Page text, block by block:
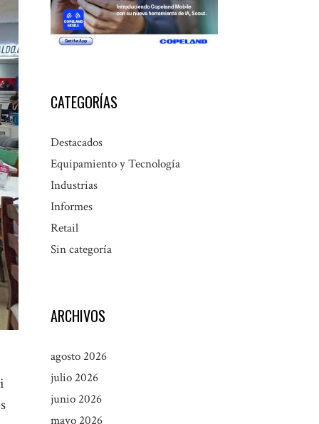
CATEGORÍAS
Destacados
Equipamiento y Tecnología
Industrias
Informes
Retail
Sin categoría
ARCHIVOS
agosto 2026
julio 2026
junio 2026
mayo 2026